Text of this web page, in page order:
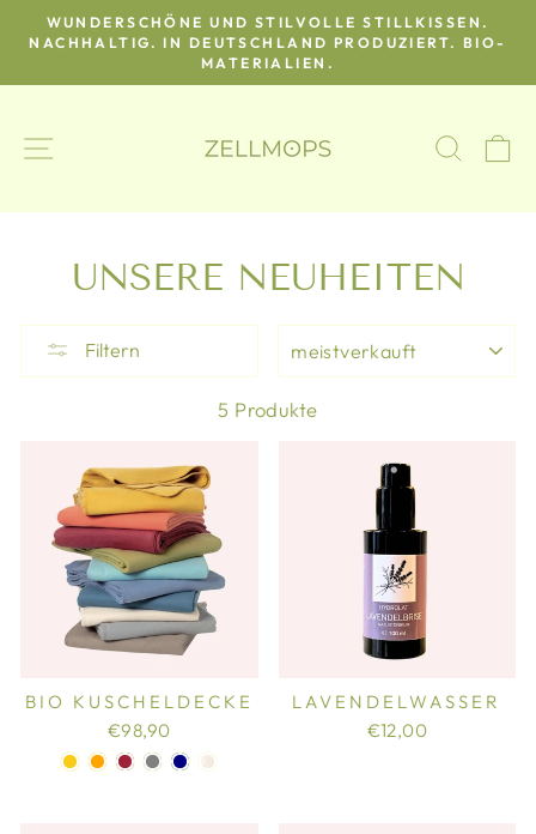
Direkt
zum
Pause
Diashow
WUNDERSCHÖNE UND STILVOLLE STILLKISSEN.
NACHHALTIG. IN DEUTSCHLAND PRODUZIERT. BIO-
MATERIALIEN.
SEITENNAVIGATION
UNSERE NEUHEITEN
Filtern
5 Produkte
BIO KUSCHELDECKE
€98,90
LAVENDELWASSER
€12,00